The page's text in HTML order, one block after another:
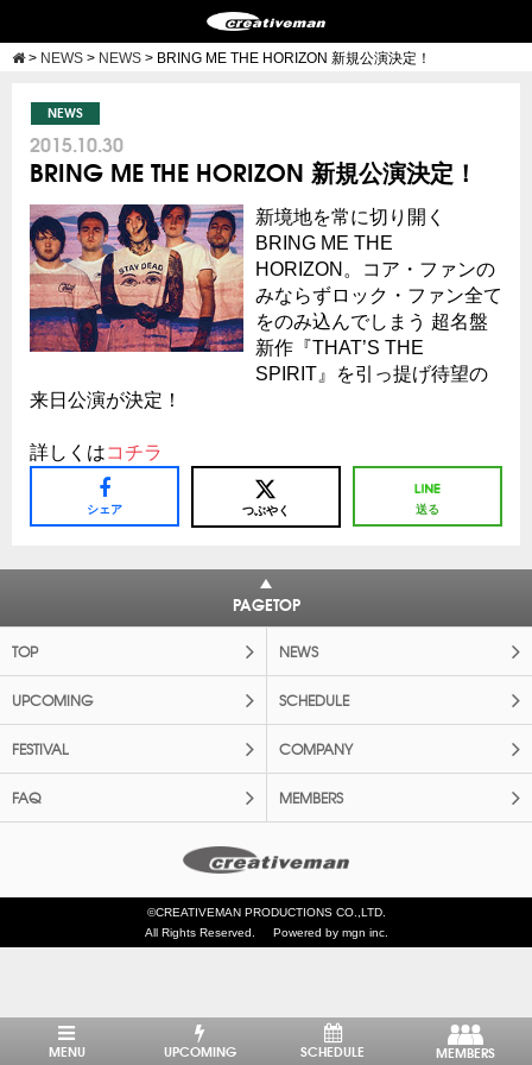
> NEWS > NEWS > BRING ME THE HORIZON 新規公演決定！
NEWS
2015.10.30
BRING ME THE HORIZON 新規公演決定！
新境地を常に切り開く
BRING ME THE
HORIZON。コア・ファンの
みならずロック・ファン全て
をのみ込んでしまう 超名盤
新作『THAT’S THE
SPIRIT』を引っ提げ待望の
来日公演が決定！
詳しくはコチラ
シェア つぶやく 送る
PAGETOP
TOP NEWS
UPCOMING SCHEDULE
FESTIVAL COMPANY
FAQ MEMBERS
©CREATIVEMAN PRODUCTIONS CO.,LTD.
All Rights Reserved.
Powered by mgn inc.
MENU UPCOMING SCHEDULE MEMBERS